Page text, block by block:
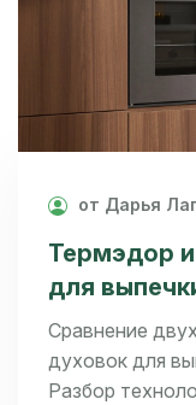
от Дарья
Термэдор
для
Сравнение
духовок для
Разбор